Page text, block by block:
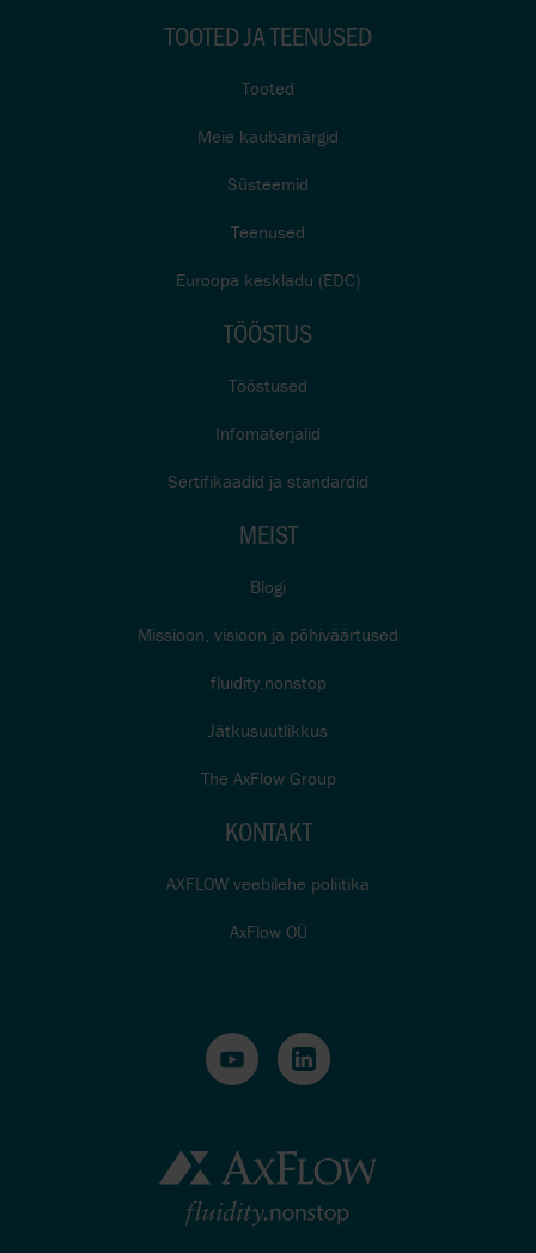
TOOTED JA TEENUSED
Tooted
Meie kaubamärgid
Süsteemid
Teenused
Euroopa keskladu (EDC)
TÖÖSTUS
Tööstused
Infomaterjalid
Sertifikaadid ja standardid
MEIST
Blogi
Missioon, visioon ja põhiväärtused
fluidity.nonstop
Jätkusuutlikkus
The AxFlow Group
KONTAKT
AXFLOW veebilehe poliitika
AxFlow OÜ